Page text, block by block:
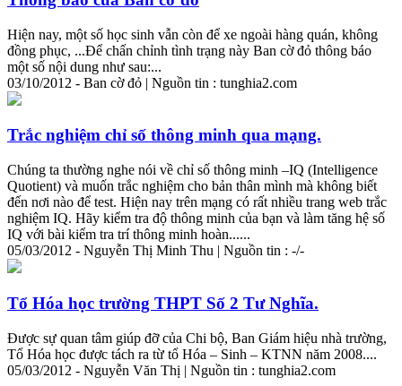
Hiện nay, một số học sinh vẫn còn để xe ngoài hàng quán, không
đồng phục, ...Để chấn chỉnh tình trạng này Ban cờ đỏ thông báo
một số nội dung như sau:...
03/10/2012 - Ban cờ đỏ | Nguồn tin : tunghia2.com
Trắc nghiệm chỉ số thông minh qua mạng.
Chúng ta thường nghe nói về chỉ số thông minh –IQ (Intelligence
Quotient) và muốn trắc nghiệm cho bản thân mình mà không biết
đến nơi nào để test. Hiện nay trên mạng có rất nhiều trang web trắc
nghiệm IQ. Hãy kiểm tra độ thông minh của bạn và làm tăng hệ số
IQ với bài kiểm tra trí thông minh hoàn......
05/03/2012 - Nguyễn Thị Minh Thu | Nguồn tin : -/-
Tổ Hóa học trường THPT Số 2 Tư Nghĩa.
Được sự quan tâm giúp đỡ của Chi bộ, Ban Giám hiệu nhà trường,
Tổ Hóa học được tách ra từ tổ Hóa – Sinh – KTNN năm 2008....
05/03/2012 - Nguyễn Văn Thị | Nguồn tin : tunghia2.com